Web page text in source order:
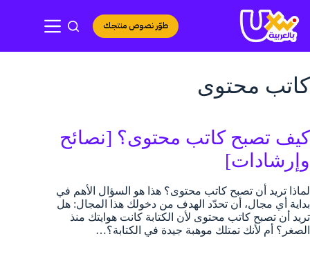
إلى
المحتوى
طوّر نصوص منتجك
كاتب محتوى
كيف تصبح كاتب محتوى؟ [نصائح
وإرشادات]
لماذا تريد أن تصبح كاتب محتوى؟ هذا هو السؤال الأهم في
بداية أي مجال، أن تحدّد الهدف من دخولك هذا المجال: هل
تريد أن تصبح كاتب محتوى لأن الكتابة كانت هوايتك منذ
الصغر؟ أم لأنك تمتلك موهبة جيدة في الكتابة؟…